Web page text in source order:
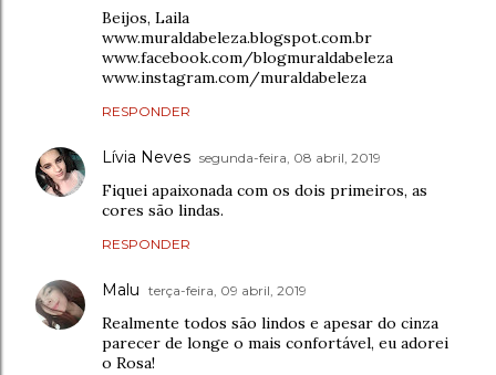
Beijos, Laila
www.muraldabeleza.blogspot.com.br
www.facebook.com/blogmuraldabeleza
www.instagram.com/muraldabeleza
RESPONDER
Lívia Neves segunda-feira, 08 abril, 2019
Fiquei apaixonada com os dois primeiros, as
cores são lindas.
RESPONDER
Malu terça-feira, 09 abril, 2019
Realmente todos são lindos e apesar do cinza
parecer de longe o mais confortável, eu adorei
o Rosa!